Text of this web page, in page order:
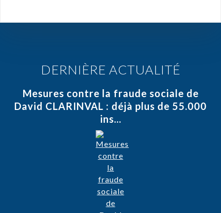
DERNIÈRE ACTUALITÉ
Mesures contre la fraude sociale de
David CLARINVAL : déjà plus de 55.000
ins...